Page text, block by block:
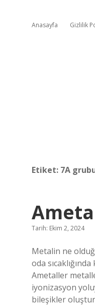
Anasayfa Gizlilik
Etiket: 7A
Tarih: Ekim 2, 2024
Metalin ne
oda
Ametaller
iyonizasyon
bileşikler